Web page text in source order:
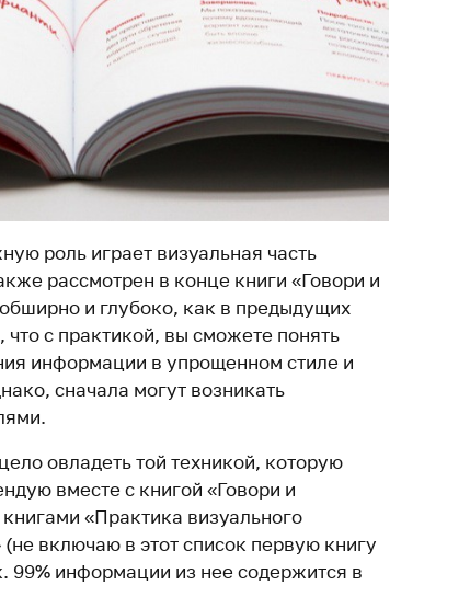
роль играет визуальная часть
рассмотрен в конце книги «Говори и
и глубоко, как в предыдущих
с практикой, вы сможете понять
информации в упрощенном стиле и
сначала могут возникать
овладеть той техникой, которую
вместе с книгой «Говори и
«Практика визуального
включаю в этот список первую книгу
99% информации из нее содержится в